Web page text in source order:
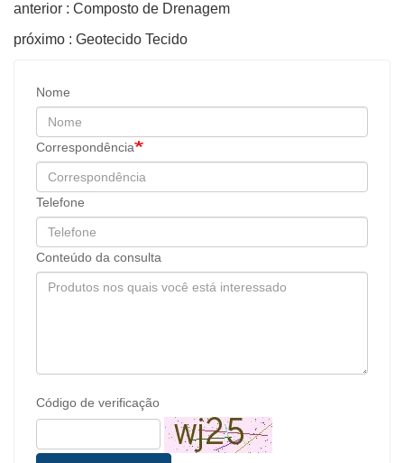
anterior : Composto de Drenagem
próximo : Geotecido Tecido
Nome
Correspondência
Telefone
Conteúdo da consulta
Código de verificação